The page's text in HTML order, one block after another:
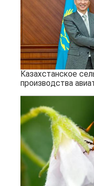
Казахстанское
производства